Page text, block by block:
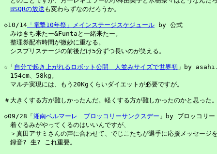
BSQRの放送 も変わらずなのだろうか。
◇10/14 「電撃10年祭」メインステージスケジュール by 公式
みゆきち来たー&Funtaと一緒来たー。
整理券配布時間が微妙に重なる。
シスプリステージの前後だけ5分ずつ長いのが笑える。
☆「 自分で起き上がれるロボット公開　人並みサイズで世界初 」by
154cm、58kg。
マルチ実現には、もう20Kgくらいダイエットが必要ですが。
＃大きくする方が難しかったんだ。軽くする方が難しかったのかと思った
◇09/28「 湘南ベルマーレ　ブロッコリーサンクスデー 」by ブロッコリー
着ぐるみがやってくるのはいいんですが、
＞真田アサミさんの声に合わせて、でじこたちが選手に応援メッセージ
録音? 生? これ重要。